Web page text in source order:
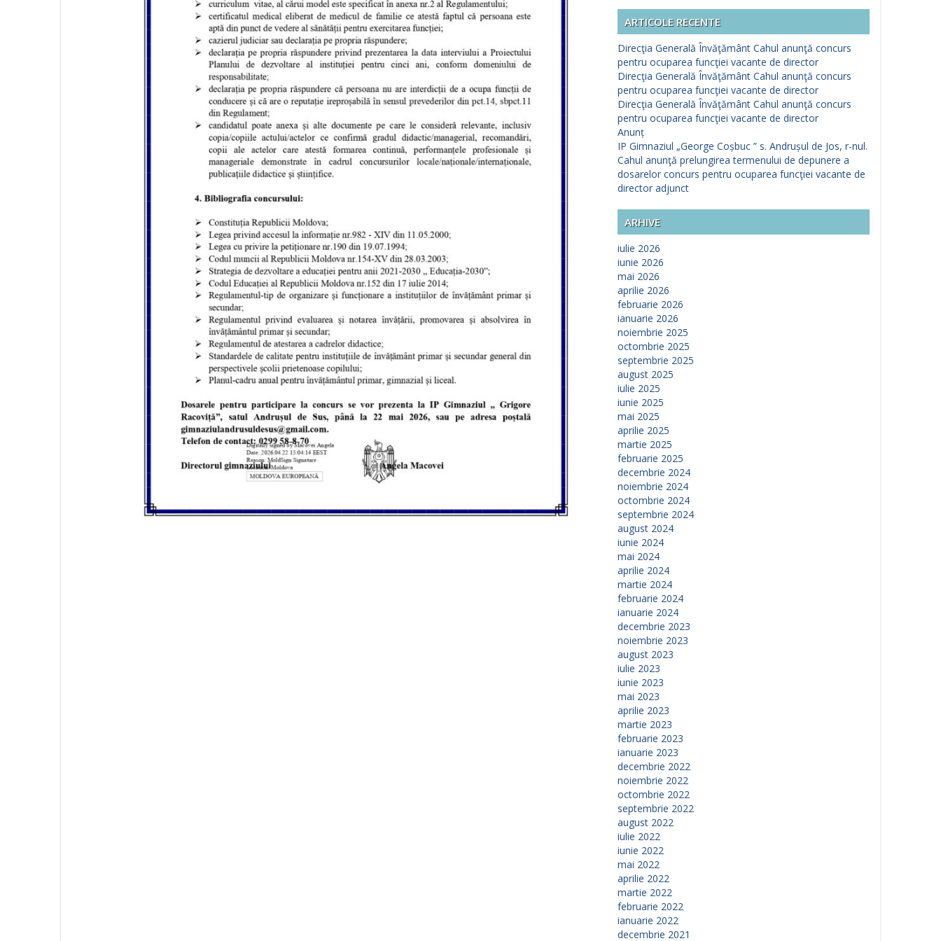
ARTICOLE RECENTE
Direcţia Generală Învăţământ Cahul anunţă concurs
pentru ocuparea funcţiei vacante de director
Direcţia Generală Învăţământ Cahul anunţă concurs
pentru ocuparea funcţiei vacante de director
Direcţia Generală Învăţământ Cahul anunţă concurs
pentru ocuparea funcţiei vacante de director
Anunț
IP Gimnaziul „George Coșbuc ” s. Andrușul de Jos, r-nul.
Cahul anunţă prelungirea termenului de depunere a
dosarelor concurs pentru ocuparea funcţiei vacante de
director adjunct
ARHIVE
iulie 2026
iunie 2026
mai 2026
aprilie 2026
februarie 2026
ianuarie 2026
noiembrie 2025
octombrie 2025
septembrie 2025
august 2025
iulie 2025
iunie 2025
mai 2025
aprilie 2025
martie 2025
februarie 2025
decembrie 2024
noiembrie 2024
octombrie 2024
septembrie 2024
august 2024
iunie 2024
mai 2024
aprilie 2024
martie 2024
februarie 2024
ianuarie 2024
decembrie 2023
noiembrie 2023
august 2023
iulie 2023
iunie 2023
mai 2023
aprilie 2023
martie 2023
februarie 2023
ianuarie 2023
decembrie 2022
noiembrie 2022
octombrie 2022
septembrie 2022
august 2022
iulie 2022
iunie 2022
mai 2022
aprilie 2022
martie 2022
februarie 2022
ianuarie 2022
decembrie 2021